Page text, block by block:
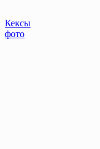
Кексы
фото